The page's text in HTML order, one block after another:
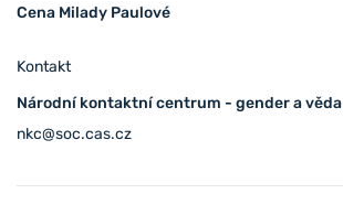
Cena Milady Paulové
Kontakt
Národní kontaktní centrum - gender a věda
nkc@soc.cas.cz